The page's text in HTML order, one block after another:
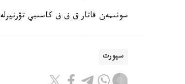
سونىمەن قاتار ق ف ف كاسىبي
سپورت